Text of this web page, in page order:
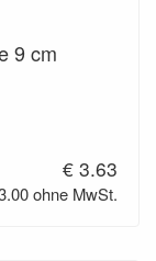
9 cm
€ 3.63
ohne MwSt.